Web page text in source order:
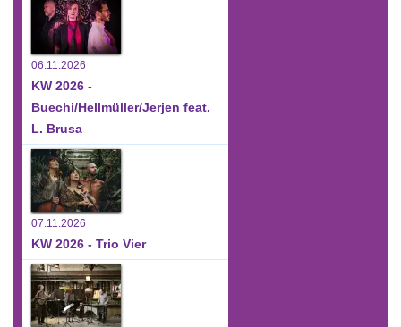
06.11.2026
KW 2026 -
Buechi/Hellmüller/Jerjen feat.
L. Brusa
07.11.2026
KW 2026 - Trio Vier